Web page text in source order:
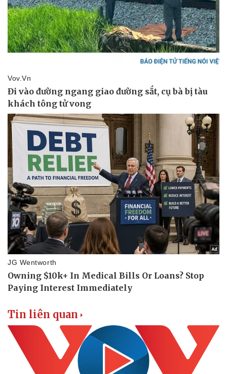
Sức khỏe
Dinh dưỡng - món ngon
Cây thuốc
Sản phụ khoa
Nhi khoa
Nam khoa
Làm đẹp - giảm cân
Phòng mạch online
Ăn sạch sống khỏe
Đời sống
Nhà đẹp
Blog
Tình yêu - Gia đình
Tin liên quan